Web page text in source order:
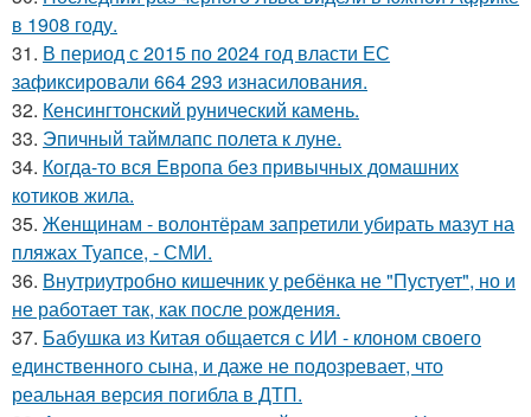
в 1908 году.
31. В период с 2015 по 2024 год власти ЕС
зафиксировали 664 293 изнасилования.
32. Кенсингтонский рунический камень.
33. Эпичный таймлапс полета к луне.
34. Когда-то вся Европа без привычных домашних
котиков жила.
35. Женщинам - волонтёрам запретили убирать мазут на
пляжах Туапсе, - СМИ.
36. Внутриутробно кишечник у ребёнка не "Пустует", но и
не работает так, как после рождения.
37. Бабушка из Китая общается с ИИ - клоном своего
единственного сына, и даже не подозревает, что
реальная версия погибла в ДТП.